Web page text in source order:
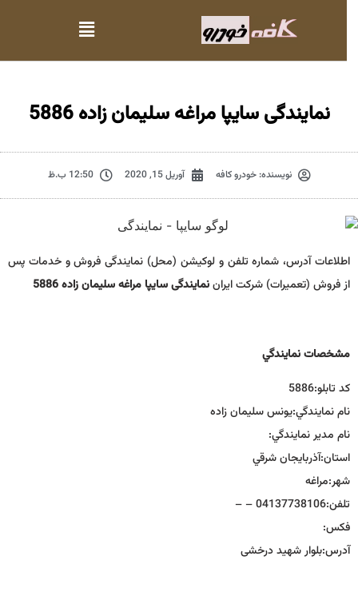
نمایندگی سایپا مراغه سلیمان زاده 5886
نویسنده:خودرو کافه آوریل 15, 2020 12:50 ب.ظ
اطلاعات آدرس، شماره تلفن و لوکیشن (محل) نمایندگی فروش و خدمات پس
از فروش (تعمیرات) شرکت ایراننمایندگی سایپا مراغه سلیمان زاده 5886
مشخصات نمايندگي
كد تابلو:5886
نام نمايندگي:یونس سلیمان زاده
نام مدير نمايندگي:
استان:آذربايجان شرقي
شهر:مراغه
تلفن:04137738106 – –
فكس:
آدرس:بلوار شهید درخشی